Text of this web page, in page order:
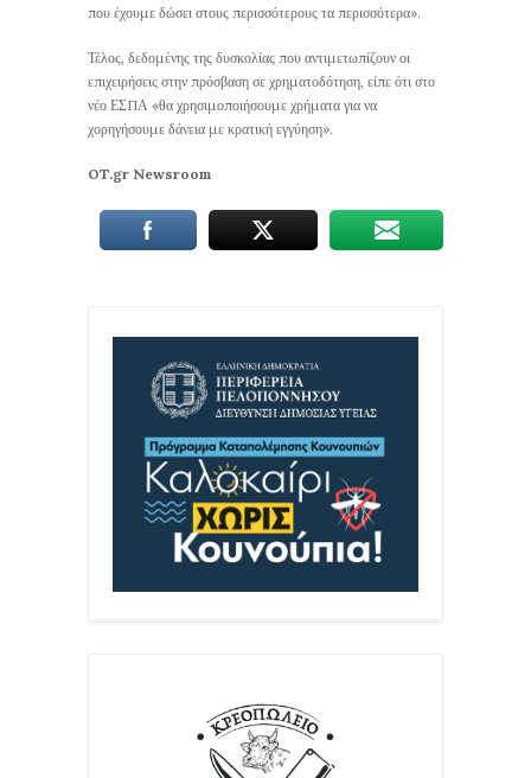
που έχουμε δώσει στους περισσότερους τα περισσότερα».
Τέλος, δεδομένης της δυσκολίας που αντιμετωπίζουν οι
επιχειρήσεις στην πρόσβαση σε χρηματοδότηση, είπε ότι στο
νέο ΕΣΠΑ «θα χρησιμοποιήσουμε χρήματα για να
χορηγήσουμε δάνεια με κρατική εγγύηση».
OT.gr Newsroom